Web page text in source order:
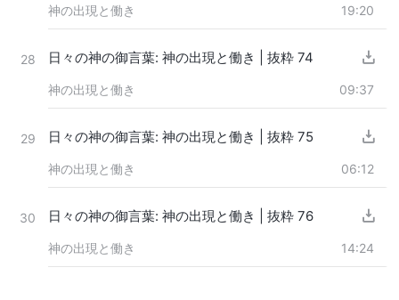
神の出現と働き 19:20
28 日々の神の御言葉: 神の出現と働き | 抜粋 74
神の出現と働き 09:37
29 日々の神の御言葉: 神の出現と働き | 抜粋 75
神の出現と働き 06:12
30 日々の神の御言葉: 神の出現と働き | 抜粋 76
神の出現と働き 14:24